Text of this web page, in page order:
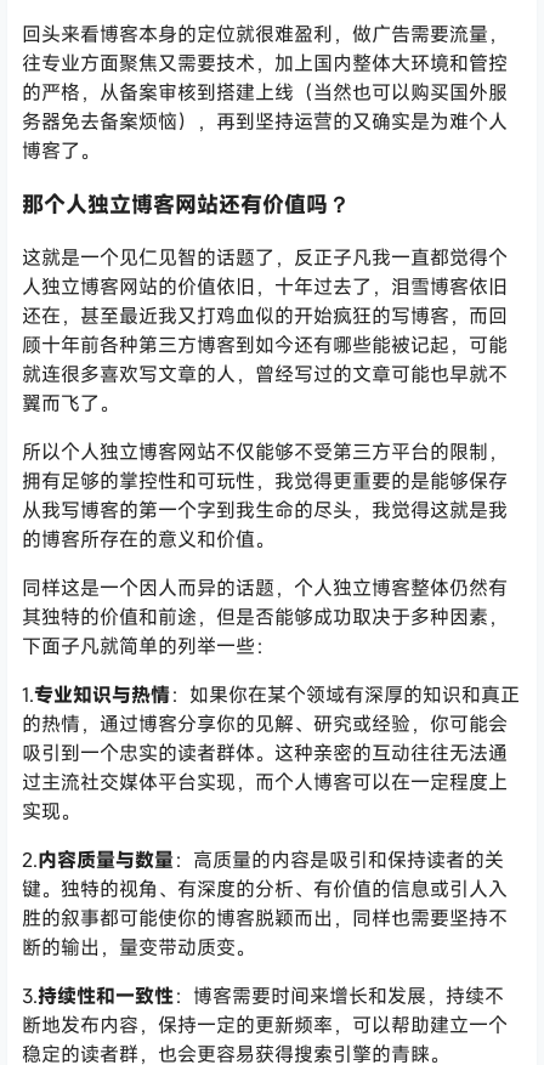
回头来看博客本身的定位就很难盈利，做广告需要流量，
往专业方面聚焦又需要技术，加上国内整体大环境和管控
的严格，从备案审核到搭建上线（当然也可以购买国外服
务器免去备案烦恼），再到坚持运营的又确实是为难个人
博客了。
那个人独立博客网站还有价值吗？
这就是一个见仁见智的话题了，反正子凡我一直都觉得个
人独立博客网站的价值依旧，十年过去了，泪雪博客依旧
还在，甚至最近我又打鸡血似的开始疯狂的写博客，而回
顾十年前各种第三方博客到如今还有哪些能被记起，可能
就连很多喜欢写文章的人，曾经写过的文章可能也早就不
翼而飞了。
所以个人独立博客网站不仅能够不受第三方平台的限制，
拥有足够的掌控性和可玩性，我觉得更重要的是能够保存
从我写博客的第一个字到我生命的尽头，我觉得这就是我
的博客所存在的意义和价值。
同样这是一个因人而异的话题，个人独立博客整体仍然有
其独特的价值和前途，但是否能够成功取决于多种因素，
下面子凡就简单的列举一些：
1.专业知识与热情：如果你在某个领域有深厚的知识和真正
的热情，通过博客分享你的见解、研究或经验，你可能会
吸引到一个忠实的读者群体。这种亲密的互动往往无法通
过主流社交媒体平台实现，而个人博客可以在一定程度上
实现。
2.内容质量与数量：高质量的内容是吸引和保持读者的关
键。独特的视角、有深度的分析、有价值的信息或引人入
胜的叙事都可能使你的博客脱颖而出，同样也需要坚持不
断的输出，量变带动质变。
3.持续性和一致性：博客需要时间来增长和发展，持续不
断地发布内容，保持一定的更新频率，可以帮助建立一个
稳定的读者群，也会更容易获得搜索引擎的青睐。